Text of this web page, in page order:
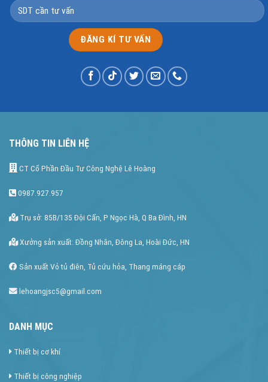
THÔNG TIN LIÊN HỆ
CT Cổ Phần Đầu Tư Công Nghệ Lê Hoàng
0987.927.957
Trụ sở: 85B/135 Đội Cấn, P Ngọc Hà, Q Ba Đình, HN
Xưởng sản xuất: Đồng Nhân, Đông La, Hoài Đức, HN
Sản xuất Vỏ tủ điên, Tủ cứu hỏa, Thang máng cáp
lehoangjsc5@gmail.com
DANH MỤC
Thiết bị cơ khí
Thiết bị công nghiệp